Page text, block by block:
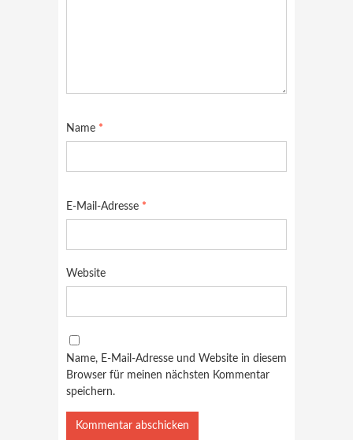
Name *
E-Mail-Adresse *
Website
Name, E-Mail-Adresse und Website in diesem
Browser für meinen nächsten Kommentar
speichern.